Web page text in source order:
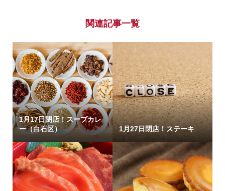
関連記事一覧
1月17日閉店！スープカレ
ー（白石区）
1月27日閉店！ステーキ